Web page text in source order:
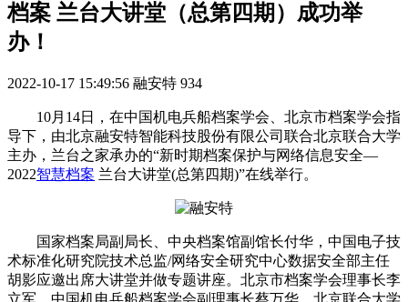
档案 兰台大讲堂（总第四期）成功举
办！
2022-10-17 15:49:56 融安特 934
10月14日，在中国机电兵船档案学会、北京市档案学会指
导下，由北京融安特智能科技股份有限公司联合北京联合大学
主办，兰台之家承办的“新时期档案保护与网络信息安全—
2022智慧档案 兰台大讲堂(总第四期)”在线举行。
国家档案局副局长、中央档案馆副馆长付华，中国电子技
术标准化研究院技术总监/网络安全研究中心数据安全部主任
胡影应邀出席大讲堂并做专题讲座。北京市档案学会理事长李